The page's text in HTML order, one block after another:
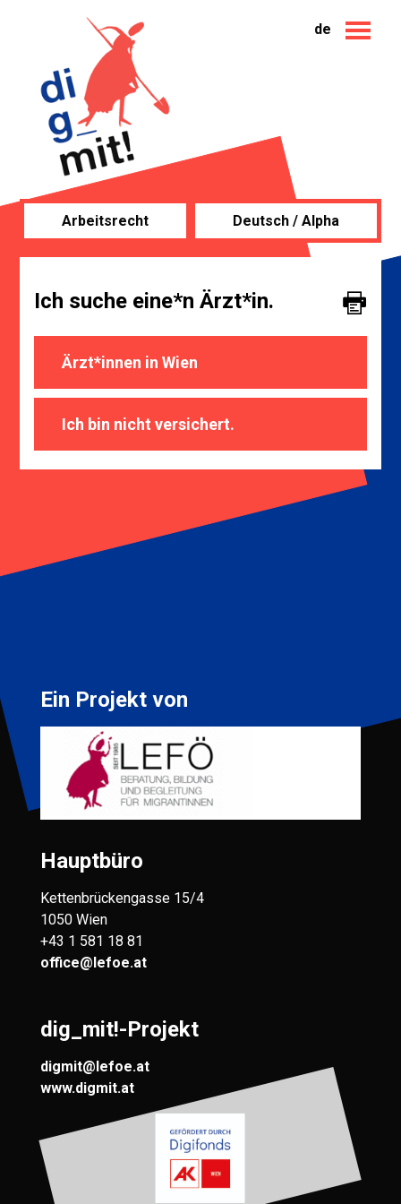
de
Arbeitsrecht Deutsch / Alpha
Ich suche eine*n Ärzt*in.
Ärzt*innen in Wien
Ich bin nicht versichert.
Ein Projekt von
Hauptbüro
Kettenbrückengasse 15/4
1050 Wien
+43 1 581 18 81
office@lefoe.at
dig_mit!-Projekt
digmit@lefoe.at
www.digmit.at